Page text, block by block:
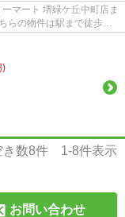
マート 堺緑ケ丘中町店ま
らの物件は駅まで徒歩で
)
数8件 1-8件表示
お問い合わせ